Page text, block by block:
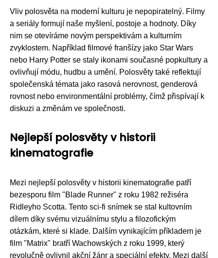
Vliv polosvěta na moderní kulturu je nepopiratelný. Filmy
a seriály formují naše myšlení, postoje a hodnoty. Díky
nim se otevíráme novým perspektivám a kulturním
zvyklostem. Například filmové franšízy jako Star Wars
nebo Harry Potter se staly ikonami současné popkultury a
ovlivňují módu, hudbu a umění. Polosvěty také reflektují
společenská témata jako rasová nerovnost, genderová
rovnost nebo environmentální problémy, čímž přispívají k
diskuzi a změnám ve společnosti.
Nejlepší polosvěty v historii
kinematografie
Mezi nejlepší polosvěty v historii kinematografie patří
bezesporu film "Blade Runner" z roku 1982 režiséra
Ridleyho Scotta. Tento sci-fi snímek se stal kultovním
dílem díky svému vizuálnímu stylu a filozofickým
otázkám, které si klade. Dalším vynikajícím příkladem je
film "Matrix" bratří Wachowských z roku 1999, který
revolučně ovlivnil akční žánr a speciální efekty. Mezi další